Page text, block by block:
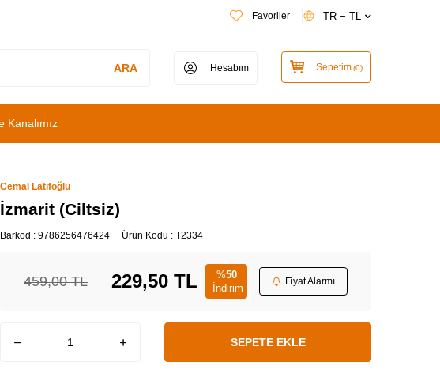
Favoriler TR − TL
ARA Hesabım Sepetim(0)
Kanalımız
Cemal Latifoğlu
İzmarit (Ciltsiz)
Barkod : 9786256476424 Ürün Kodu : T2334
459,00TL 229,50 TL %50
İndirim
Fiyat Alarmı
SEPETE EKLE